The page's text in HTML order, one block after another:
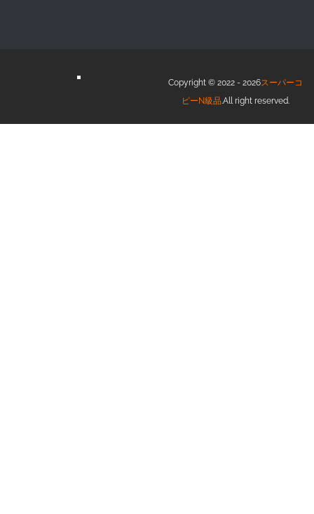
Copyright © 2022 - 2026スーパーコ
ピーN級品.All right reserved.